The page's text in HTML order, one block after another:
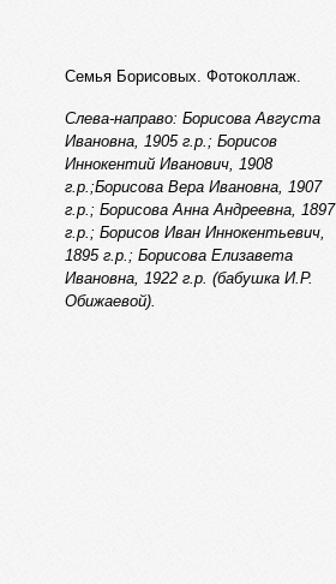
Семья Борисовых. Фотоколлаж.
Слева-направо: Борисова Августа
Ивановна, 1905 г.р.; Борисов
Иннокентий Иванович, 1908
г.р.;Борисова Вера Ивановна, 1907
г.р.; Борисова Анна Андреевна, 1897
г.р.; Борисов Иван Иннокентьевич,
1895 г.р.; Борисова Елизавета
Ивановна, 1922 г.р. (бабушка И.Р.
Обижаевой).